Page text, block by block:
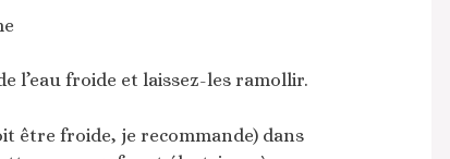
l’eau froide et laissez-les ramollir.
être froide, je recommande) dans